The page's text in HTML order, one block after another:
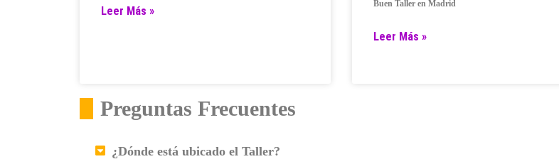
Leer Más »
Buen Taller en Madrid
Leer Más »
Preguntas Frecuentes
¿Dónde está ubicado el Taller?